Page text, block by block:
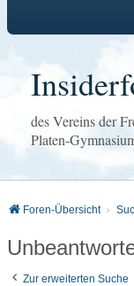
des Vereins der
Platen-
Foren-Übersicht
Zur erweiterten Suche